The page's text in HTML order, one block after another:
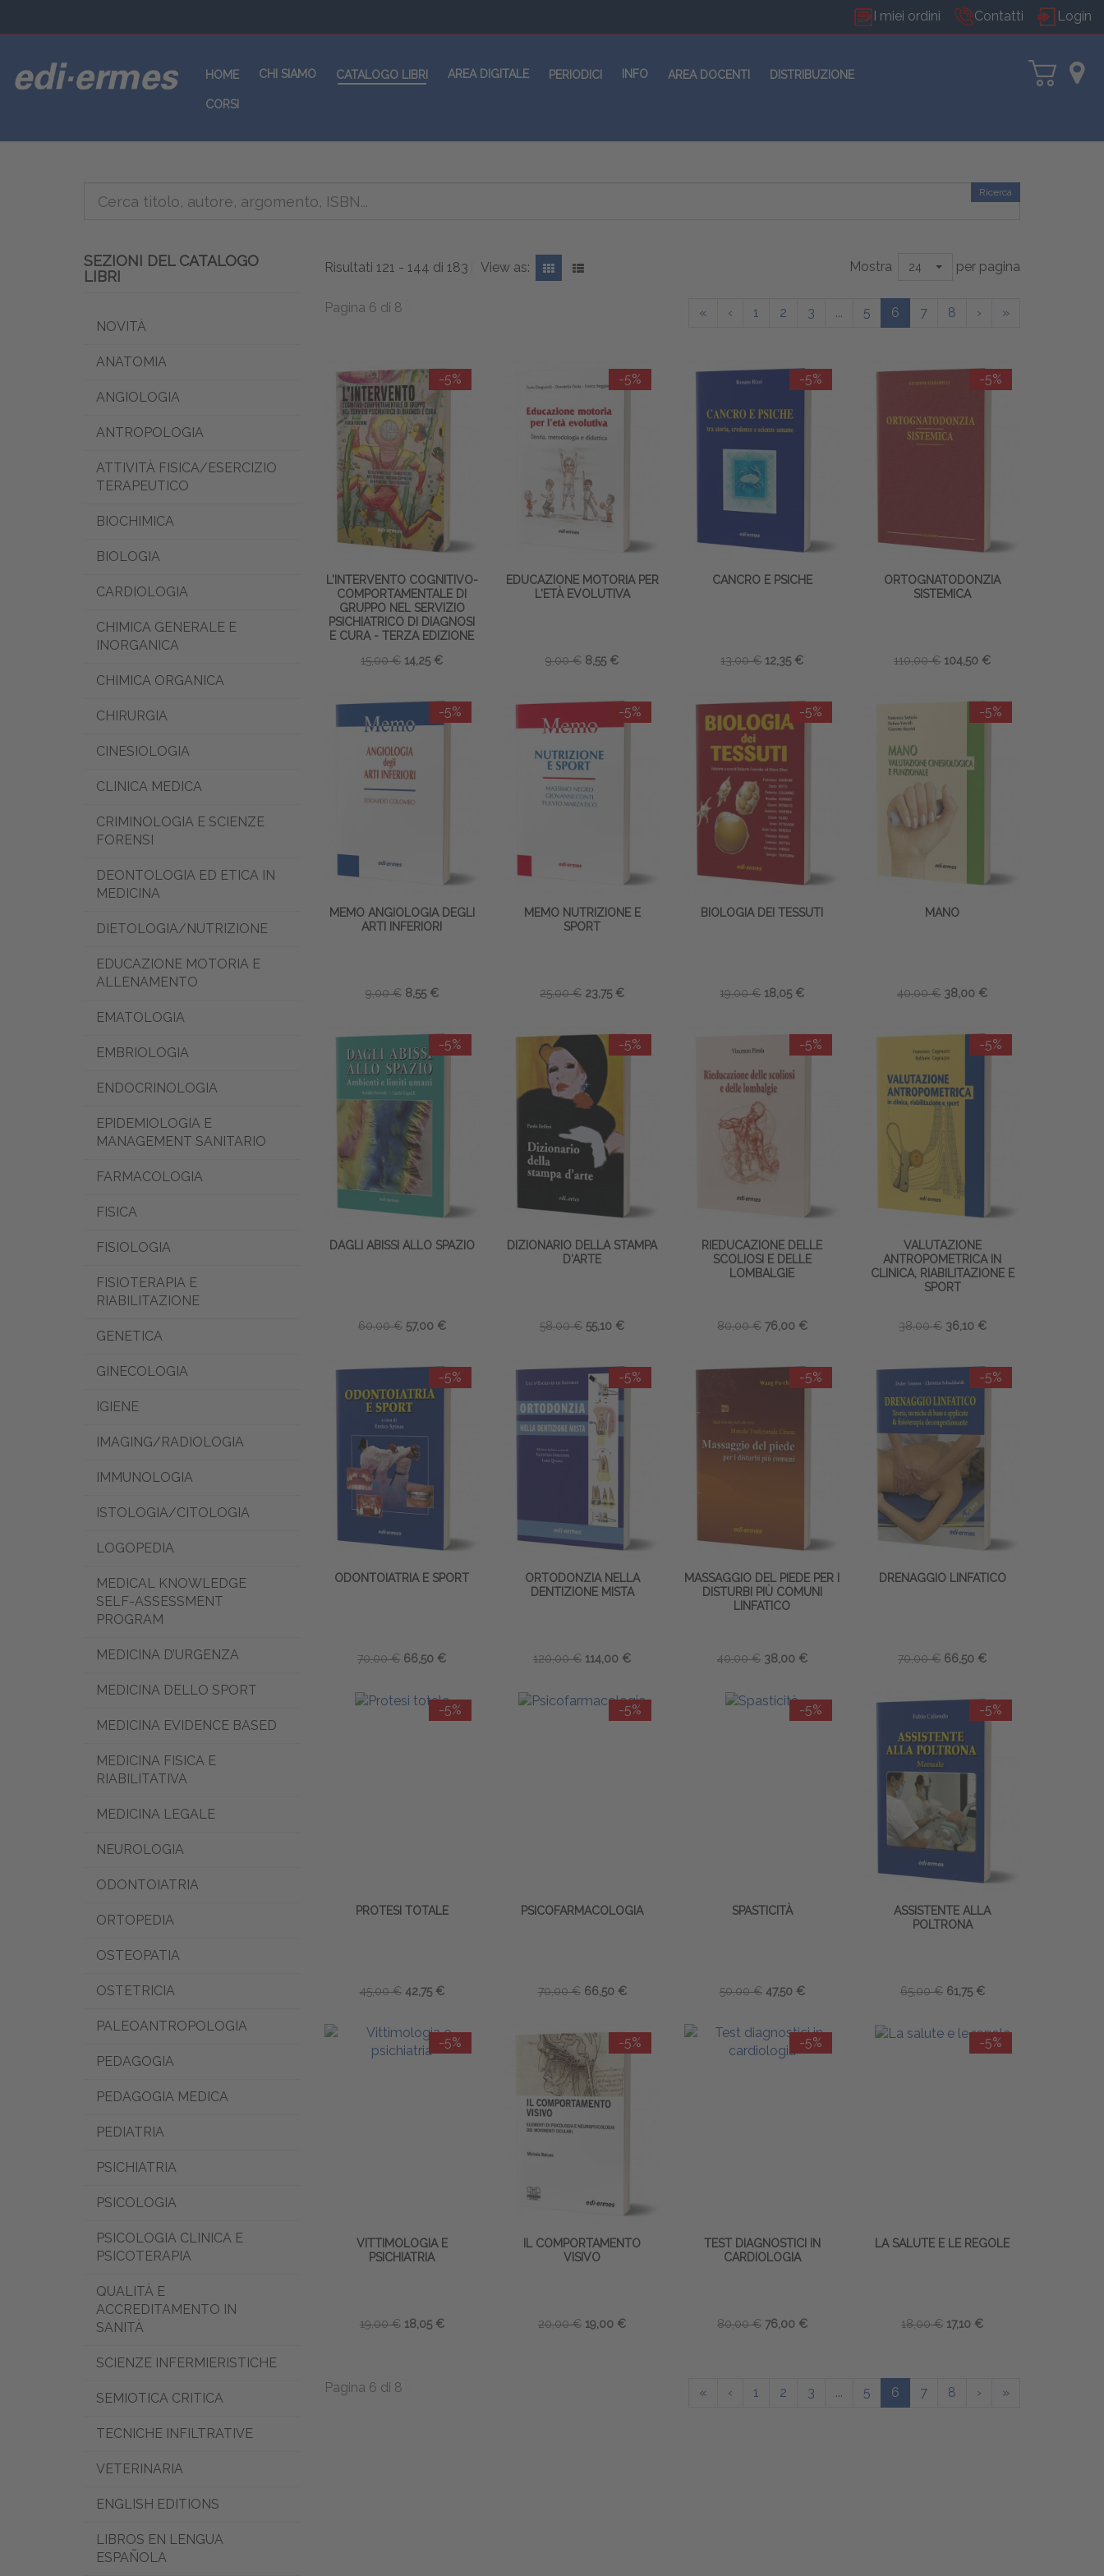
I miei ordini Contatti Login
HOME CHI SIAMO CATALOGO LIBRI AREA DIGITALE PERIODICI INFO AREA DOCENTI DISTRIBUZIONE
CORSI
Ricerca
Risultati 121 - 144 di 183 View as: Mostra 24 per pagina
Pagina 6 di 8 « ‹ 1 2 3 ... 5 6 7 8 › »
-5%
L'INTERVENTO COGNITIVO-
COMPORTAMENTALE DI
GRUPPO NEL SERVIZIO
PSICHIATRICO DI DIAGNOSI
E CURA - TERZA EDIZIONE
15,00 € 14,25 €
-5%
EDUCAZIONE MOTORIA PER
L'ETÀ EVOLUTIVA
9,00 € 8,55 €
-5%
CANCRO E PSICHE
13,00 € 12,35 €
-5%
ORTOGNATODONZIA
SISTEMICA
110,00 € 104,50 €
-5%
MEMO ANGIOLOGIA DEGLI
ARTI INFERIORI
9,00 € 8,55 €
-5%
MEMO NUTRIZIONE E
SPORT
25,00 € 23,75 €
-5%
BIOLOGIA DEI TESSUTI
19,00 € 18,05 €
-5%
MANO
40,00 € 38,00 €
-5%
DAGLI ABISSI ALLO SPAZIO
60,00 € 57,00 €
-5%
DIZIONARIO DELLA STAMPA
D'ARTE
58,00 € 55,10 €
-5%
RIEDUCAZIONE DELLE
SCOLIOSI E DELLE
LOMBALGIE
80,00 € 76,00 €
-5%
VALUTAZIONE
ANTROPOMETRICA IN
CLINICA, RIABILITAZIONE E
SPORT
38,00 € 36,10 €
-5%
ODONTOIATRIA E SPORT
70,00 € 66,50 €
-5%
ORTODONZIA NELLA
DENTIZIONE MISTA
120,00 € 114,00 €
-5%
MASSAGGIO DEL PIEDE PER I
DISTURBI PIÙ COMUNI
LINFATICO
40,00 € 38,00 €
-5%
DRENAGGIO LINFATICO
70,00 € 66,50 €
-5%
PROTESI TOTALE
45,00 € 42,75 €
-5%
PSICOFARMACOLOGIA
70,00 € 66,50 €
-5%
SPASTICITÀ
50,00 € 47,50 €
-5%
ASSISTENTE ALLA
POLTRONA
65,00 € 61,75 €
-5%
VITTIMOLOGIA E
PSICHIATRIA
19,00 € 18,05 €
-5%
IL COMPORTAMENTO
VISIVO
20,00 € 19,00 €
-5%
TEST DIAGNOSTICI IN
CARDIOLOGIA
80,00 € 76,00 €
-5%
LA SALUTE E LE REGOLE
18,00 € 17,10 €
Pagina 6 di 8 « ‹ 1 2 3 ... 5 6 7 8 › »
SEZIONI DEL CATALOGO
LIBRI
NOVITÀ
ANATOMIA
ANGIOLOGIA
ANTROPOLOGIA
ATTIVITÀ FISICA/ESERCIZIO
TERAPEUTICO
BIOCHIMICA
BIOLOGIA
CARDIOLOGIA
CHIMICA GENERALE E
INORGANICA
CHIMICA ORGANICA
CHIRURGIA
CINESIOLOGIA
CLINICA MEDICA
CRIMINOLOGIA E SCIENZE
FORENSI
DEONTOLOGIA ED ETICA IN
MEDICINA
DIETOLOGIA/NUTRIZIONE
EDUCAZIONE MOTORIA E
ALLENAMENTO
EMATOLOGIA
EMBRIOLOGIA
ENDOCRINOLOGIA
EPIDEMIOLOGIA E
MANAGEMENT SANITARIO
FARMACOLOGIA
FISICA
FISIOLOGIA
FISIOTERAPIA E
RIABILITAZIONE
GENETICA
GINECOLOGIA
IGIENE
IMAGING/RADIOLOGIA
IMMUNOLOGIA
ISTOLOGIA/CITOLOGIA
LOGOPEDIA
MEDICAL KNOWLEDGE
SELF-ASSESSMENT
PROGRAM
MEDICINA D’URGENZA
MEDICINA DELLO SPORT
MEDICINA EVIDENCE BASED
MEDICINA FISICA E
RIABILITATIVA
MEDICINA LEGALE
NEUROLOGIA
ODONTOIATRIA
ORTOPEDIA
OSTEOPATIA
OSTETRICIA
PALEOANTROPOLOGIA
PEDAGOGIA
PEDAGOGIA MEDICA
PEDIATRIA
PSICHIATRIA
PSICOLOGIA
PSICOLOGIA CLINICA E
PSICOTERAPIA
QUALITÀ E
ACCREDITAMENTO IN
SANITÀ
SCIENZE INFERMIERISTICHE
SEMIOTICA CRITICA
TECNICHE INFILTRATIVE
VETERINARIA
ENGLISH EDITIONS
LIBROS EN LENGUA
ESPAÑOLA